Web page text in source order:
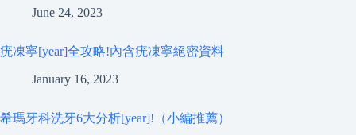
June 24, 2023
疣凍寧[year]全攻略!內含疣凍寧絕密資料
January 16, 2023
希瑪牙科洗牙6大分析[year]!（小編推薦）